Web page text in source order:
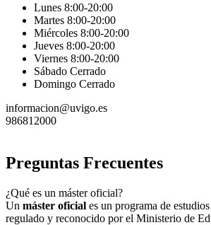
Lunes 8:00-20:00
Martes 8:00-20:00
Miércoles 8:00-20:00
Jueves 8:00-20:00
Viernes 8:00-20:00
Sábado Cerrado
Domingo Cerrado
informacion@uvigo.es
986812000
Preguntas Frecuentes
¿Qué es un máster oficial?
Un máster oficial es un programa de
regulado y reconocido por el Ministerio de